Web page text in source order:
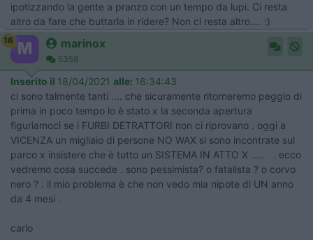
ipotizzando la gente a pranzo con un tempo da lupi. Ci resta
altro da fare che buttarla in ridere? Non ci resta altro.... :)
16 marinox
5358
Inserito il 18/04/2021 alle: 16:34:43
ci sono talmente tanti .... che sicuramente ritorneremo peggio di
prima in poco tempo lo è stato x la seconda apertura
figuriamoci se i FURBI DETRATTORI non ci riprovano . oggi a
VICENZA un migliaio di persone NO WAX si sono incontrate sul
parco x insistere che è tutto un SISTEMA IN ATTO X ..... . ecco
vedremo cosa succede . sono pessimista? o fatalista ? o corvo
nero ? . il mio problema è che non vedo mia nipote di UN anno
da 4 mesi .
carlo